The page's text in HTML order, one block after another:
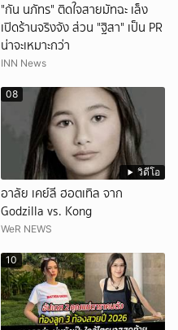
"กัน นภัทร" ติดใจสายมัทฉะ เล็ง
เปิดร้านจริงจัง ส่วน "ฐิสา" เป็น PR
น่าจะเหมาะกว่า
INN News
วิดีโอ
08
อาลัย เคย์ลี ฮอตเทิล จาก
Godzilla vs. Kong
WeR NEWS
10